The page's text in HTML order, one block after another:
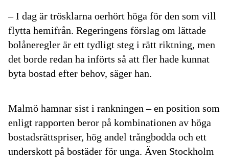
– I dag är trösklarna oerhört höga för den som vill
flytta hemifrån. Regeringens förslag om lättade
bolåneregler är ett tydligt steg i rätt riktning, men
det borde redan ha införts så att fler hade kunnat
byta bostad efter behov, säger han.
Malmö hamnar sist i rankningen – en position som
enligt rapporten beror på kombinationen av höga
bostadsrättspriser, hög andel trångbodda och ett
underskott på bostäder för unga. Även Stockholm